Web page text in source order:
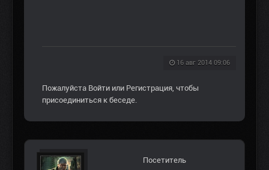
16 авг 2014 09:06
Пожалуйста Войти или Регистрация, чтобы
присоединиться к беседе.
Посетитель